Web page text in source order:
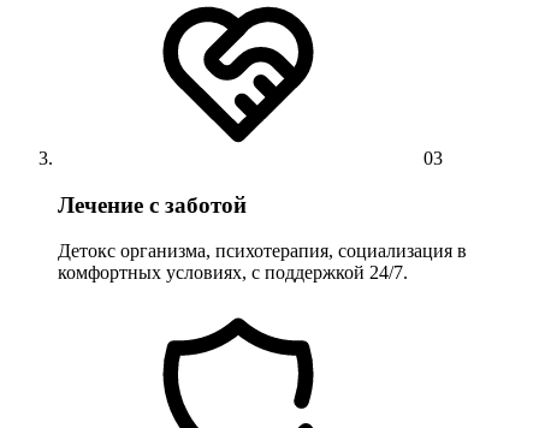
03
Лечение с заботой
Детокс организма, психотерапия, социализация в
комфортных условиях, с поддержкой 24/7.